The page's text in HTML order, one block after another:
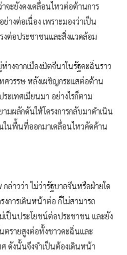
จะยังคงเคลื่อนไหวต่อต้านการ
างต่อเนื่อง เพราะมองว่าเป็น
งต่อประชาชนและสิ่งแวดล้อม
างจากเมืองมิตจีนาในรัฐคะฉิ่นราว
ศวรรษ หลังเผชิญกระแสต่อต้าน
ะเทศเมียนมา อย่างไรก็ตาม
มผลักดันให้โครงการกลับมาดำเนิน
ในพื้นที่ออกมาเคลื่อนไหวคัดค้าน
กล่าวว่า ไม่ว่ารัฐบาลจีนหรือฝ่ายใด
การเดินหน้าต่อ ก็ไม่สามารถ
ม่เป็นประโยชน์ต่อประชาชน และยัง
ตรายสูงต่อทั้งชาวคะฉิ่นและ
ดังนั้นจึงจำเป็นต้องเดินหน้า